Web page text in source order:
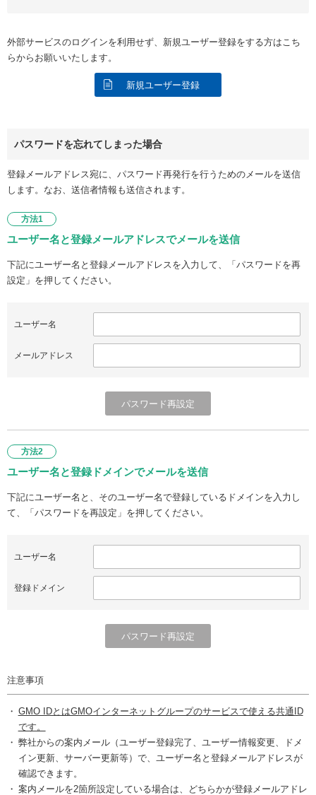
外部サービスのログインを利用せず、新規ユーザー登録をする方はこち
らからお願いいたします。
新規ユーザー登録
パスワードを忘れてしまった場合
登録メールアドレス宛に、パスワード再発行を行うためのメールを送信
します。なお、送信者情報も送信されます。
方法1
ユーザー名と登録メールアドレスでメールを送信
下記にユーザー名と登録メールアドレスを入力して、「パスワードを再
設定」を押してください。
ユーザー名
メールアドレス
方法2
ユーザー名と登録ドメインでメールを送信
下記にユーザー名と、そのユーザー名で登録しているドメインを入力し
て、「パスワードを再設定」を押してください。
ユーザー名
登録ドメイン
注意事項
GMO IDとはGMOインターネットグループのサービスで使える共通ID
です。
弊社からの案内メール（ユーザー登録完了、ユーザー情報変更、ドメ
イン更新、サーバー更新等）で、ユーザー名と登録メールアドレスが
確認できます。
案内メールを2箇所設定している場合は、どちらかが登録メールアドレ